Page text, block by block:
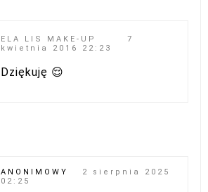
ELA LIS MAKE-UP
7
kwietnia 2016 22:23
Dziękuję 😌
ANONIMOWY
2 sierpnia 2025
02:25